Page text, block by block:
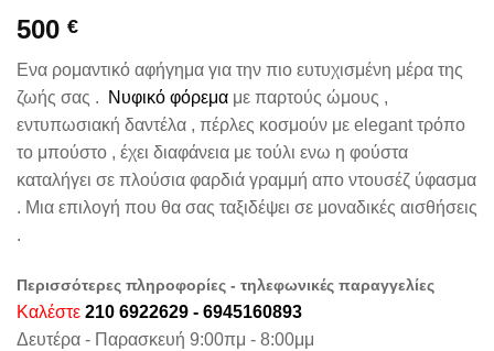
500 €
Ενα ρομαντικό αφήγημα για την πιο ευτυχισμένη μέρα της
ζωής σας .
Νυφικό φόρεμα με παρτούς ώμους ,
εντυπωσιακή δαντέλα , πέρλες κοσμούν με elegant τρόπο
το μπούστο , έχει διαφάνεια με τούλι ενω η φούστα
καταλήγει σε πλούσια φαρδιά γραμμή απο ντουσέζ ύφασμα
. Μια επιλογή που θα σας ταξιδέψει σε μοναδικές αισθήσεις
.
Περισσότερες πληροφορίες - τηλεφωνικές παραγγελίες
Καλέστε 210 6922629 - 6945160893
Δευτέρα - Παρασκευή 9:00πμ - 8:00μμ